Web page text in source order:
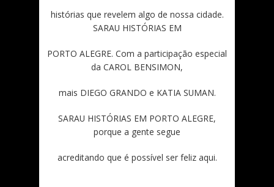
histórias que revelem algo de nossa cidade.
SARAU HISTÓRIAS EM
PORTO ALEGRE. Com a participação especial
da CAROL BENSIMON,
mais DIEGO GRANDO e KATIA SUMAN.
SARAU HISTÓRIAS EM PORTO ALEGRE,
porque a gente segue
acreditando que é possível ser feliz aqui.